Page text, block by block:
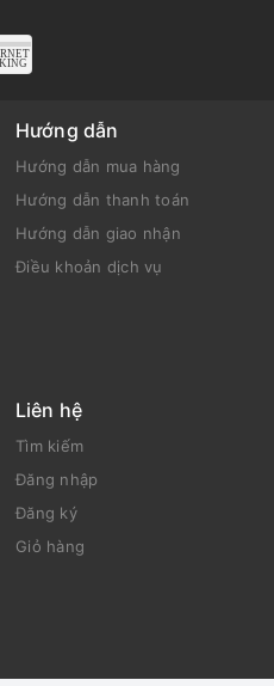
Hướng dẫn
Hướng dẫn mua hàng
Hướng dẫn thanh toán
Hướng dẫn giao nhận
Điều khoản dịch vụ
Liên hệ
Tìm kiếm
Đăng nhập
Đăng ký
Giỏ hàng